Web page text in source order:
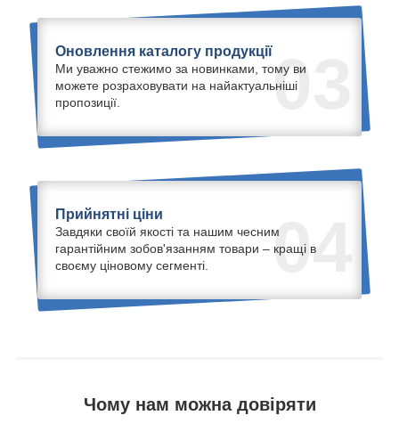
03
Оновлення каталогу продукції
Ми уважно стежимо за новинками, тому ви
можете розраховувати на найактуальніші
пропозиції.
04
Прийнятні ціни
Завдяки своїй якості та нашим чесним
гарантійним зобов'язанням товари – кращі в
своєму ціновому сегменті.
Чому нам можна довіряти